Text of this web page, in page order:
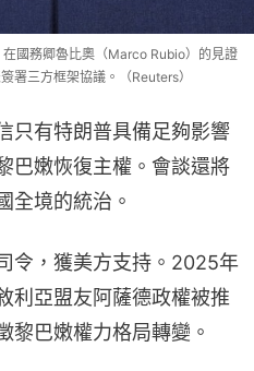
國務卿魯比奧（Marco Rubio）的見證
署三方框架協議。（Reuters）
只有特朗普具備足夠影響
巴嫩恢復主權。會談還將
全境的統治。
令，獲美方支持。2025年
利亞盟友阿薩德政權被推
黎巴嫩權力格局轉變。